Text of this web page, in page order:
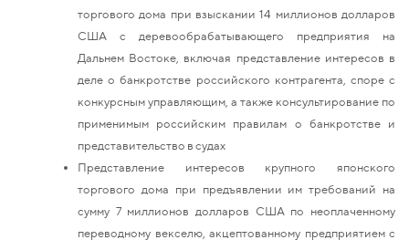
торгового дома при взыскании 14 миллионов долларов
США с деревообрабатывающего предприятия на
Дальнем Востоке, включая представление интересов в
деле о банкротстве российского контрагента, споре с
конкурсным управляющим, а также консультирование по
применимым российским правилам о банкротстве и
представительство в судах
Представление интересов крупного японского
торгового дома при предъявлении им требований на
сумму 7 миллионов долларов США по неоплаченному
переводному векселю, акцептованному предприятием с